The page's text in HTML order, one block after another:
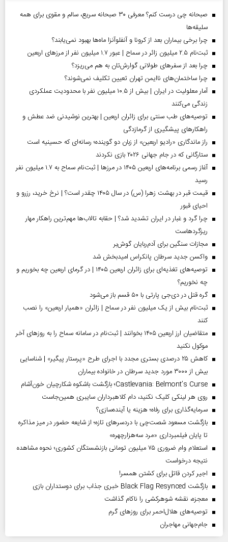
صبحانه چی درست کنم؟ معرفی ۳۰ صبحانه سریع، سالم و مقوی برای همه
سلیقه‌ها
چرا برخی بیماران بعد از کرونا و آنفلوآنزا ماه‌ها بهبود نمی‌یابند؟
ثبت‌نام ۲.۵ میلیون زائر در سماح | عبور ۱.۷ میلیون نفر از مرز‌های اربعین
چرا بعد از سفرهای طولانی گوارش‌تان به هم می‌ریزد؟
چرا ساختمان‌های ناایمن تهران تعیین تکلیف نمی‌شوند؟
آمار معلولیت در ایران | بیش از ۱۰.۵ میلیون نفر با محدودیت عملکردی
زندگی می‌کنند
توصیه‌های طب سنتی برای زائران اربعین | بهترین نوشیدنی ضد عطش و
راهکارهای پیشگیری از گرمازدگی
راز ماندگاری «رادیو اربعین» از زبان دو گوینده؛ رسانه‌ای که حسینیه است
ستارگانی که در جام جهانی ۲۰۲۶ بازی نکردند
آغاز رسمی برنامه‌های اربعین ۱۴۰۵ در مرز‌ها | ثبت‌نام سماح به ۱.۷ میلیون نفر
رسید
قیمت قبر در بهشت زهرا (س) در سال ۱۴۰۵ چقدر است؟ | نرخ خرید، رزرو و
احیای قبور
چرا گرد و غبار در ایران تشدید شد؟ | حقابه تالاب‌ها مهم‌ترین راهکار مهار
ریزگردهاست
مجازات سنگین برای آدم‌ربایان گوش‌بر
واکسن جدید سرطان پانکراس امیدبخش شد
توصیه‌های تغذیه‌ای برای زائران اربعین ۱۴۰۵ | در گرمای اربعین چه بخوریم و
چه نخوریم؟
گره قتل در دی‌جی پارتی با ۵۰ قسم باز می‌شود
ثبت‌نام بیش از یک میلیون نفر در سماح | زائران «همیار اربعین» را نصب
کنند
متقاضیان ارز اربعین ۱۴۰۵ بخوانند | ثبت‌نام در سامانه سماح را به روز‌های آخر
موکول نکنید
کاهش ۲۵ درصدی بستری مجدد با اجرای طرح «پرستار پیگیر» | شناسایی
بیش از ۳۰۰۰ مورد جدید سرطان در خانواده بیماران
Castlevania: Belmont’s Curse؛ بازگشت باشکوه شکارچیان خون‌آشام
روی هر لینکی کلیک نکنید، دام کلاهبرداران سایبری همین‌جاست
سرمایه‌گذاری برای رفاه؛ هزینه یا آینده‌سازی؟
بازگشت مسعود شصت‌چی با دردسر‌های تازه؛ از شایعه حضور در میز مذاکره
تا پایان فیلمبرداری «مرد سه‌هزارچهره»
استعلام وام ضروری ۷۵ میلیون تومانی بازنشستگان کشوری؛ نحوه مشاهده
نتیجه درخواست
اجیر کردن قاتل برای کشتن همسر!
بازگشت Black Flag Resynced خبری جذاب برای دوستداران بازی
معجزه، نقشه شوهرکشی را ناکام گذاشت
توصیه‌های هلال‌احمر برای روز‌های گرم
جام‌جهانی مهاجران